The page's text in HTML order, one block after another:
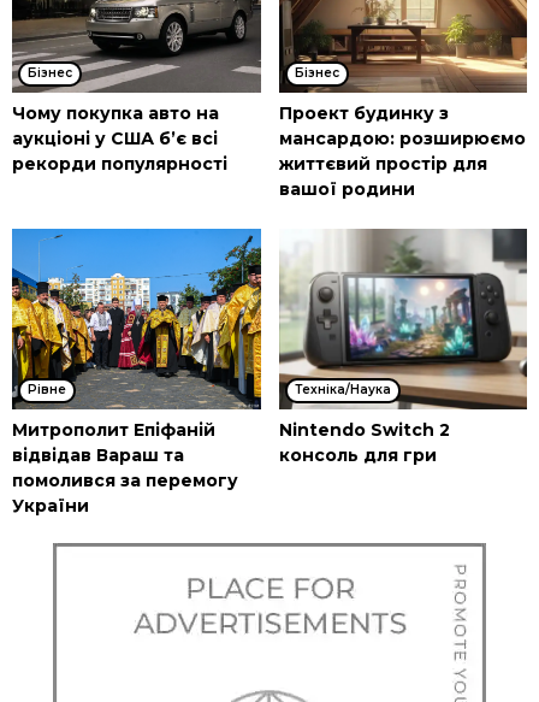
Бізнес
Чому покупка авто на
аукціоні у США б’є всі
рекорди популярності
Бізнес
Проект будинку з
мансардою: розширюємо
життєвий простір для
вашої родини
Рівне
Митрополит Епіфаній
відвідав Вараш та
помолився за перемогу
України
Техніка/Наука
Nintendo Switch 2
консоль для гри